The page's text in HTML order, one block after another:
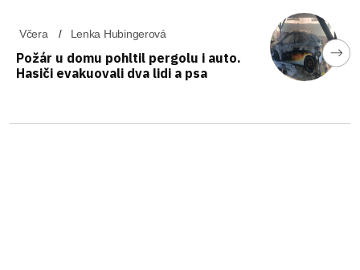
Včera Lenka Hubingerová
Požár u domu pohltil pergolu i auto.
Hasiči evakuovali dva lidi a psa